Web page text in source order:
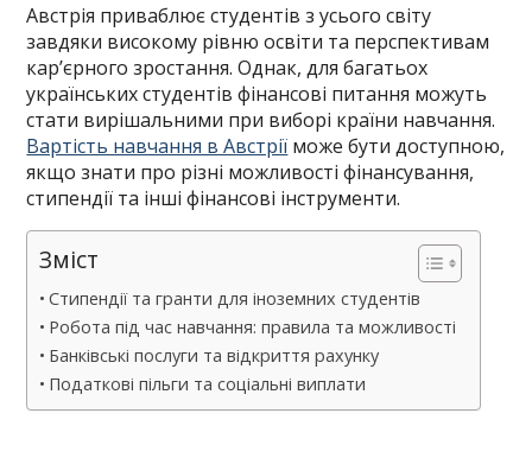
Австрія приваблює студентів з усього світу
завдяки високому рівню освіти та перспективам
кар’єрного зростання. Однак, для багатьох
українських студентів фінансові питання можуть
стати вирішальними при виборі країни навчання.
Вартість навчання в Австрії може бути доступною,
якщо знати про різні можливості фінансування,
стипендії та інші фінансові інструменти.
Зміст
Стипендії та гранти для іноземних студентів
Робота під час навчання: правила та можливості
Банківські послуги та відкриття рахунку
Податкові пільги та соціальні виплати